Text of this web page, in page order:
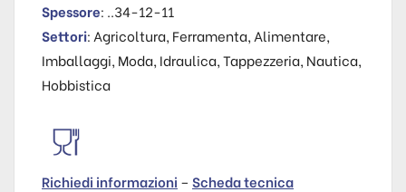
Spessore: ..34-12-11
Settori: Agricoltura, Ferramenta, Alimentare,
Imballaggi, Moda, Idraulica, Tappezzeria, Nautica,
Hobbistica
Richiedi informazioni – Scheda tecnica